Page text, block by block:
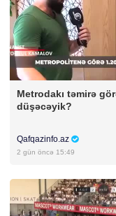
Metrodakı təmirə
düşəcəyik?
Qafqazinfo.az
2 gün öncə 15:49